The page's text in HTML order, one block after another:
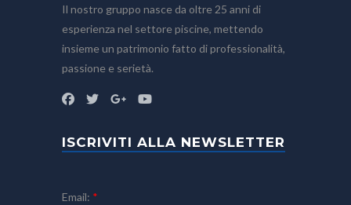
Il nostro gruppo nasce da oltre 25 anni di
esperienza nel settore piscine, mettendo
insieme un patrimonio fatto di professionalità,
passione e serietà.
ISCRIVITI ALLA NEWSLETTER
Email: *